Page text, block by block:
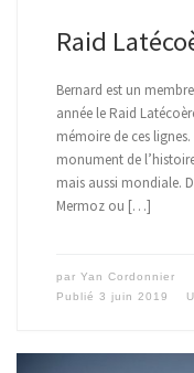
Raid
Bernard est un
année le Raid
mémoire de ces
monument de
mais aussi mondiale.
Mermoz ou […]
par Yan Cordonnier
Publié 3 juin 2019